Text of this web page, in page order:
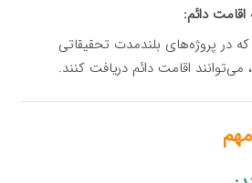
دائم:
در پروژه‌های بلندمدت تحقیقاتی
می‌توانند اقامت دائم دریافت کنند.